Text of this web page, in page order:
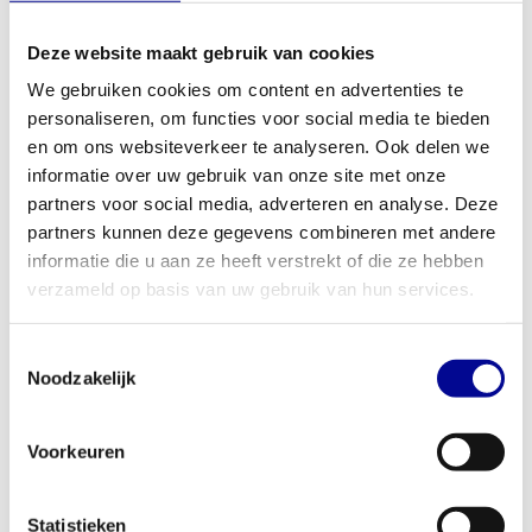
Deze website maakt gebruik van cookies
We gebruiken cookies om content en advertenties te
personaliseren, om functies voor social media te bieden
en om ons websiteverkeer te analyseren. Ook delen we
informatie over uw gebruik van onze site met onze
partners voor social media, adverteren en analyse. Deze
partners kunnen deze gegevens combineren met andere
informatie die u aan ze heeft verstrekt of die ze hebben
verzameld op basis van uw gebruik van hun services.
Noodzakelijk
Voorkeuren
Statistieken
monnikskapspier (trapezius) te isoleren. Met het standaard
gewichtsblok van 65 kg biedt het apparaat voldoende uitdaging
voor zowel beginnende als gevorderde sporters. Het is een
van de meest effectieveupper body machines voor een sterke en
gezonde rug.
Ideaal voor thuis en professioneel gebruik
Dankzij de duurzame constructie is dit apparaat gebouwd voor
intensief gebruik. Dit maakt het een slimme investering voor elke
serieuze thuissporter die geen concessies wil doen aan kwaliteit,
is dit een perfect toestel. Omdat het professioneel gereviseerd is,
ben je verzekerd van een lange levensduur. Ben je een zakelijke
klant en wil je meer weten over de mogelijkheden? Bekijk dan